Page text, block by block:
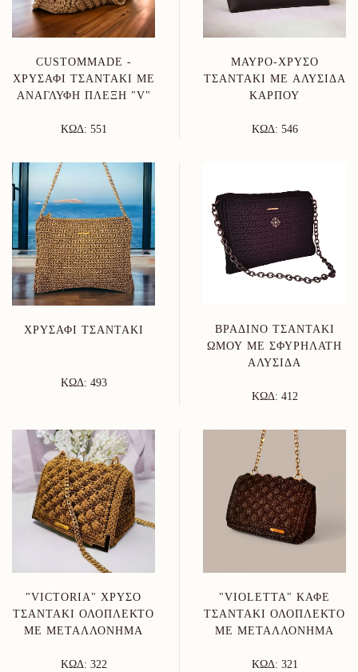
CUSTOMMADE -
ΧΡΥΣΑΦΊ ΤΣΑΝΤΆΚΙ ΜΕ
ΑΝΆΓΛΥΦΗ ΠΛΈΞΗ "V"
ΚΩΔ: 551
ΜΑΎΡΟ-ΧΡΥΣΌ
ΤΣΑΝΤΆΚΙ ΜΕ ΑΛΥΣΊΔΑ
ΚΑΡΠΟΎ
ΚΩΔ: 546
XΡΥΣΑΦΊ ΤΣΑΝΤΆΚΙ
ΚΩΔ: 493
ΒΡΑΔΙΝΌ ΤΣΑΝΤΆΚΙ
ΏΜΟΥ ΜΕ ΣΦΥΡΉΛΑΤΗ
ΑΛΥΣΊΔΑ
ΚΩΔ: 412
"VICTORIA" ΧΡΥΣΌ
ΤΣΑΝΤΆΚΙ ΟΛΌΠΛΕΚΤΟ
ΜΕ ΜΕΤΑΛΛΌΝΗΜΑ
ΚΩΔ: 322
"VIOLETTA" ΚΑΦΈ
ΤΣΑΝΤΆΚΙ ΟΛΌΠΛΕΚΤΟ
ΜΕ ΜΕΤΑΛΛΌΝΗΜΑ
ΚΩΔ: 321